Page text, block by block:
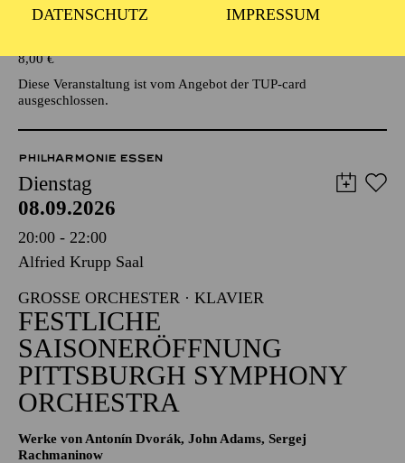
DATENSCHUTZ IMPRESSUM
8,00€
Diese Veranstaltung ist vom Angebot der TUP-card
ausgeschlossen.
PHILHARMONIE ESSEN
Dienstag
08.09.2026
20:00 - 22:00
Alfried Krupp Saal
GROSSE ORCHESTER · KLAVIER
FESTLICHE
SAISONERÖFFNUNG
PITTSBURGH SYMPHONY
ORCHESTRA
Werke von Antonín Dvorák, John Adams, Sergej
Rachmaninow